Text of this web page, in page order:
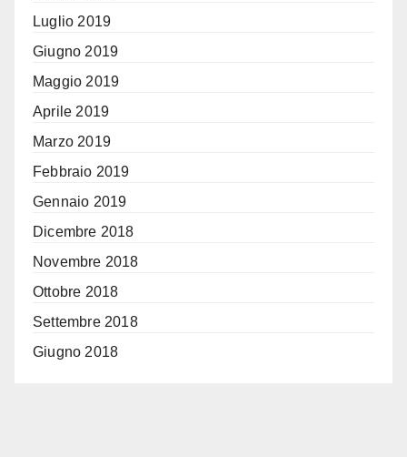
Luglio 2019
Giugno 2019
Maggio 2019
Aprile 2019
Marzo 2019
Febbraio 2019
Gennaio 2019
Dicembre 2018
Novembre 2018
Ottobre 2018
Settembre 2018
Giugno 2018